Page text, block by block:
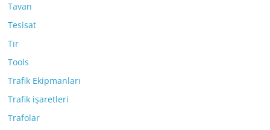
Tavan
Tesisat
Tır
Tools
Trafik Ekipmanları
Trafik işaretleri
Trafolar